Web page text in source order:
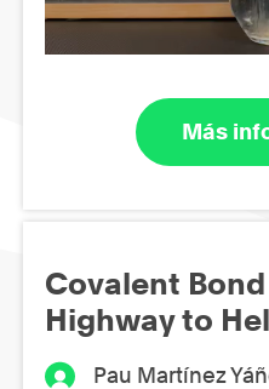
Más
Covalent
Highway to
Pau Martínez